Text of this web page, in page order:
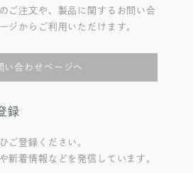
ご注文や、製品に関するお問い合
ジからご利用いただけます。
い合わせページへ
録
ご登録ください。
新着情報などを発信しています。